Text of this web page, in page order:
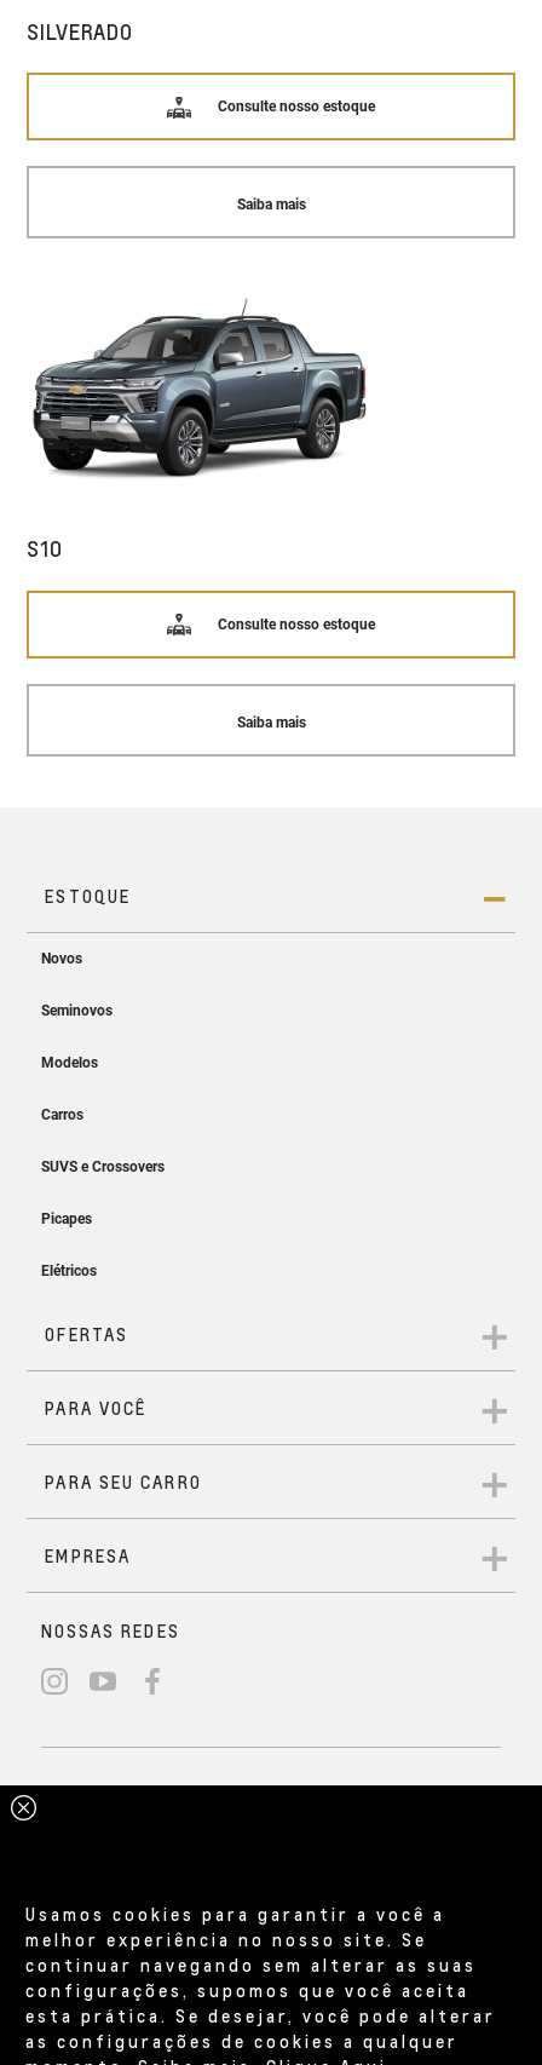
SILVERADO
Consulte nosso estoque
Saiba mais
S10
Consulte nosso estoque
Saiba mais
Usamos cookies para garantir a você a
melhor experiência no nosso site. Se
continuar navegando sem alterar as suas
configurações, supomos que você aceita
esta prática. Se desejar, você pode alterar
as configurações de cookies a qualquer